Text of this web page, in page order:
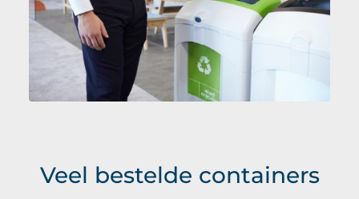
Veel bestelde containers